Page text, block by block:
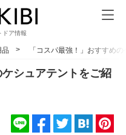
ドア情報
品 「コスパ最強！」おすすめ
ケシュアテントをご紹